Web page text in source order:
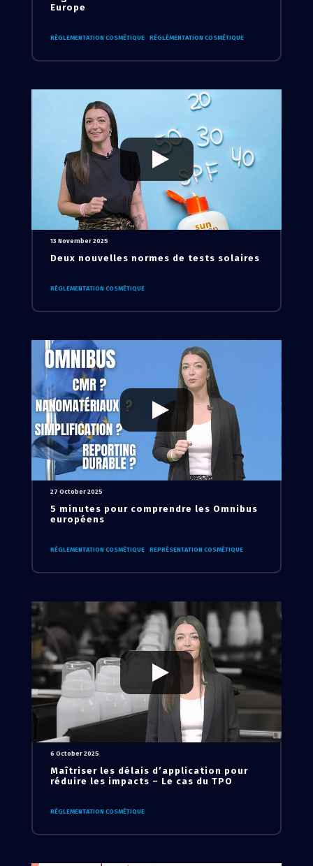
Europe
RÈGLEMENTATION COSMÉTIQUE RÉGLÉMENTATION COSMÉTIQUE
13 November 2025
Deux nouvelles normes de tests solaires
RÈGLEMENTATION COSMÉTIQUE
27 October 2025
5 minutes pour comprendre les Omnibus
européens
RÈGLEMENTATION COSMÉTIQUE REPRÉSENTATION COSMÉTIQUE
6 October 2025
Maîtriser les délais d’application pour
réduire les impacts – Le cas du TPO
RÈGLEMENTATION COSMÉTIQUE